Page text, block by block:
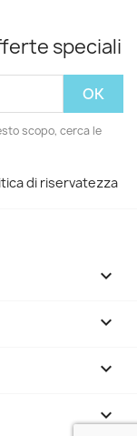
speciali
scopo, cerca le
di riservatezza



keyboard_arrow_down